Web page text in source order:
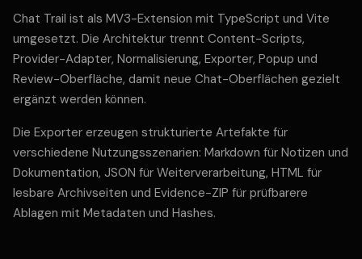
Chat Trail ist als MV3-Extension mit TypeScript und Vite
umgesetzt. Die Architektur trennt Content-Scripts,
Provider-Adapter, Normalisierung, Exporter, Popup und
Review-Oberfläche, damit neue Chat-Oberflächen gezielt
ergänzt werden können.
Die Exporter erzeugen strukturierte Artefakte für
verschiedene Nutzungsszenarien: Markdown für Notizen und
Dokumentation, JSON für Weiterverarbeitung, HTML für
lesbare Archivseiten und Evidence-ZIP für prüfbarere
Ablagen mit Metadaten und Hashes.